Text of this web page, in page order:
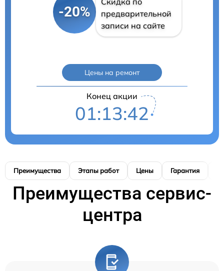
-20%
предварительной
записи на сайте
Цены на ремонт
Конец акции
01:13:41
Преимущества Этапы работ Цены Гарантия
Преимущества сервис-
центра